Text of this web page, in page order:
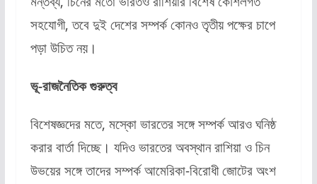
সহযোগী, তবে দুই দেশের সম্পর্ক কোনও তৃতীয় পক্ষের চাপে
পড়া উচিত নয়।
ভূ-রাজনৈতিক গুরুত্ব
বিশেষজ্ঞদের মতে, মস্কো ভারতের সঙ্গে সম্পর্ক আরও ঘনিষ্ঠ
করার বার্তা দিচ্ছে। যদিও ভারতের অবস্থান রাশিয়া ও চিন
উভয়ের সঙ্গে তাদের সম্পর্ক আমেরিকা-বিরোধী জোটের অংশ